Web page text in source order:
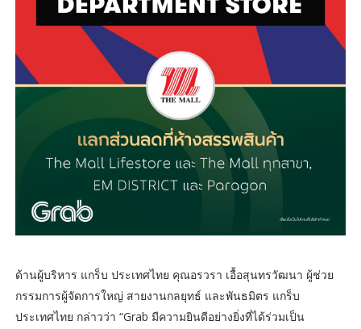
ด้านผู้บริหาร แกร็บ ประเทศไทย คุณอรวรา เอื้อสุนทรวัฒนา ผู้ช่วย
กรรมการผู้จัดการใหญ่ สายงานกลยุทธ์ และพันธมิตร แกร็บ
ประเทศไทย กล่าวว่า “Grab มีความยินดีอย่างยิ่งที่ได้ร่วมเป็น